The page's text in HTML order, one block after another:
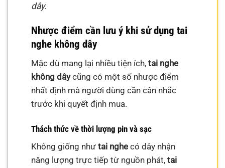
dây.
Nhược điểm cần lưu ý khi sử dụng tai
nghe không dây
Mặc dù mang lại nhiều tiện ích,tai nghe
không dâycũng có một số nhược điểm
nhất định mà người dùng cần cân nhắc
trước khi quyết định mua.
Thách thức về thời lượng pin và sạc
Không giống nhưtai nghe có dây nhận
năng lượng trực tiếp từ nguồn phát,tai